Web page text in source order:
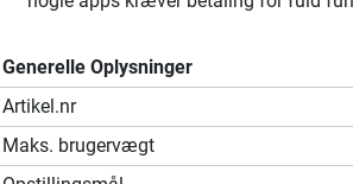
Generelle Oplysninger
Artikel.nr
Maks. brugervægt